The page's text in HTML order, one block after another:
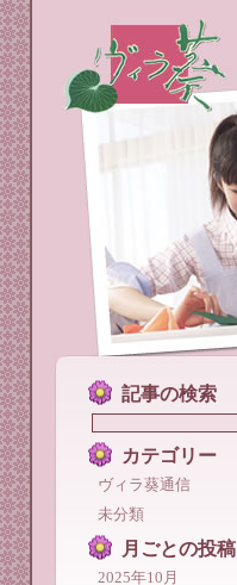
記事の検索
カテゴリー
ヴィラ葵通信
未分類
月ごとの投稿
2025年10月